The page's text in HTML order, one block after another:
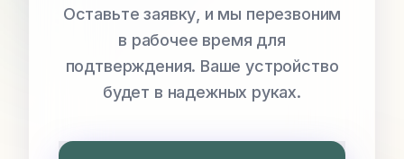
Оставьте заявку, и мы перезвоним
в рабочее время для
подтверждения. Ваше устройство
будет в надежных руках.